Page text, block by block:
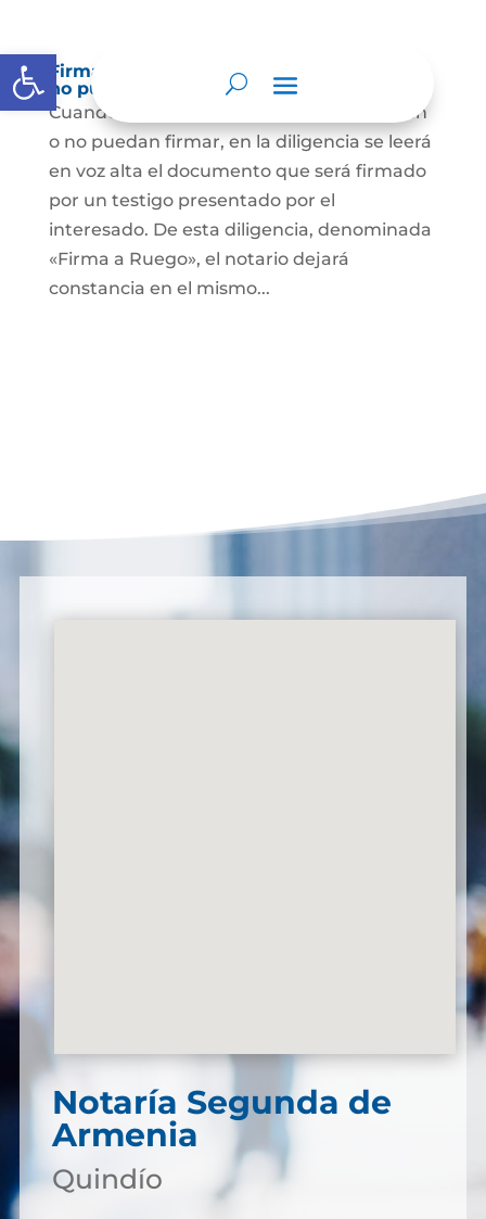
Abrir barra de herramientas
Firma a Ruego – Personas que no saben o
no puede firmar
Cuando se trate de personas que no sepan
o no puedan firmar, en la diligencia se leerá
en voz alta el documento que será firmado
por un testigo presentado por el
interesado. De esta diligencia, denominada
«Firma a Ruego», el notario dejará
constancia en el mismo...
Notaría Segunda de
Armenia
Quindío